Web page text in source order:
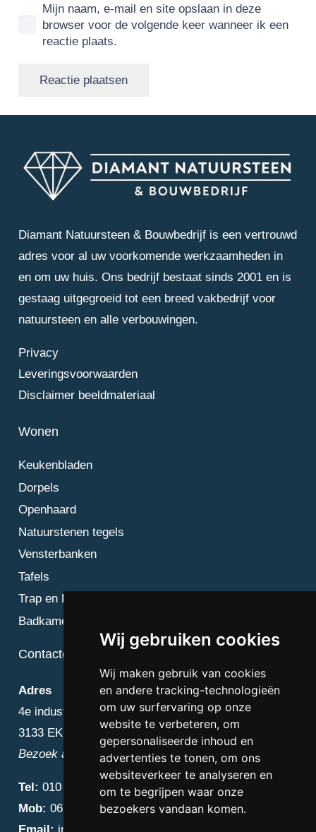
Wij gebruiken cookies
Wij maken gebruik van cookies
en andere tracking-technologieën
om uw surfervaring op onze
website te verbeteren, om
gepersonaliseerde inhoud en
advertenties te tonen, om ons
websiteverkeer te analyseren en
om te begrijpen waar onze
bezoekers vandaan komen.
Mijn naam, e-mail en site opslaan in deze
browser voor de volgende keer wanneer ik een
reactie plaats.
Reactie plaatsen
Diamant Natuursteen & Bouwbedrijf is een vertrouwd
adres voor al uw voorkomende werkzaamheden in
en om uw huis. Ons bedrijf bestaat sinds 2001 en is
gestaag uitgegroeid tot een breed vakbedrijf voor
natuursteen en alle verbouwingen.
Privacy
Leveringsvoorwaarden
Disclaimer beeldmateriaal
Wonen
Keukenbladen
Dorpels
Openhaard
Natuurstenen tegels
Vensterbanken
Tafels
Trap en Bordes
Badkamer
Contactgegevens
Adres
4e industriestraat 25
3133 EK Vlaardingen
Bezoek alleen op afspraak
Tel: 010 – 223 3759
Mob: 06 – 4838 1000
Email: info@diamantnatuursteen.nl